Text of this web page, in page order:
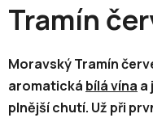
Tramín
Moravský Tramín
aromatická bílá vína a
plnější chutí. Už při